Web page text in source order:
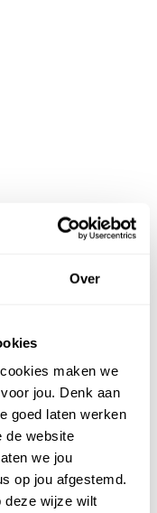
Over
maken we
jou. Denk aan
goed laten werken
de website
we jou
op jou afgestemd.
deze wijze wilt